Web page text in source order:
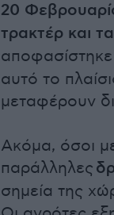
20
τρακτέρ και
αυτό το
μεταφέρουν
Ακόμα, όσοι
παράλληλες
σημεία της